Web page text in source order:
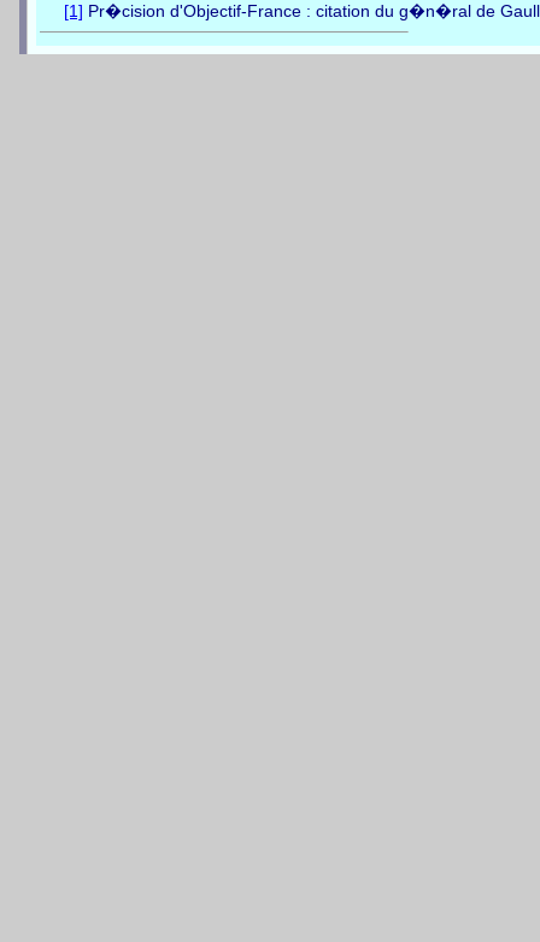
[1] Pr�cision d'Objectif-France : citation du g�n�ral de